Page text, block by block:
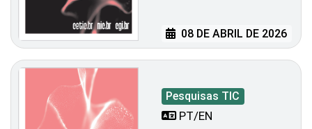
08 DE ABRIL DE 2026
Pesquisas TIC
PT/EN